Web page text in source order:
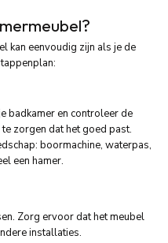
kan eenvoudig zijn als je de
badkamer en controleer de
zorgen dat het goed past.
boormachine, waterpas,
een hamer.
Zorg ervoor dat het meubel
installaties.